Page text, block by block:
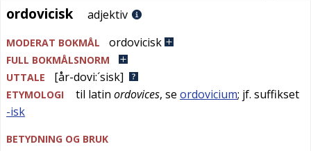
ordovicisk
ordovicisk adjektiv
MODERAT BOKMÅL ordovicisk
FULL BOKMÅLSNORM
UTTALE
[år-dovi:´sisk]
ETYMOLOGI til latin ordovices, se ordovicium; jf. suffikset
-isk
BETYDNING OG BRUK